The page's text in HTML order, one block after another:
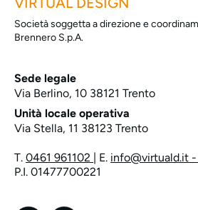
Società soggetta a direzione e
Brennero S.p.A.
Sede legale
Via Berlino, 10 38121 Trento
Unità locale operativa
Via Stella, 11 38123 Trento
T. 0461 961102 E. info@virtuald.it
P.I. 01477700221